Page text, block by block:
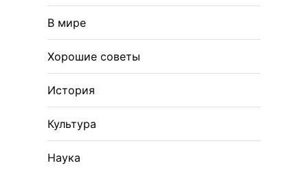
В мире
Хорошие советы
История
Культура
Наука